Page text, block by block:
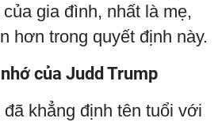
gia đình, nhất là mẹ,
hơn trong quyết định này.
của Judd Trump
khẳng định tên tuổi với